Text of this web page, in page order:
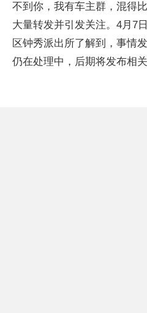
不到你，我有车主群，混得
大量转发并引发关注。4月7
区钟秀派出所了解到，事情
仍在处理中，后期将发布相关